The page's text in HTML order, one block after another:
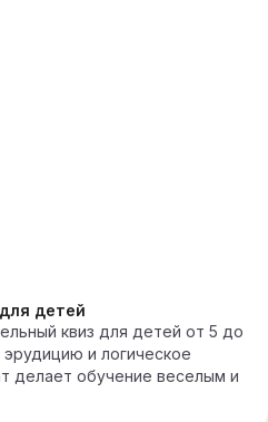
детей
квиз для детей от 5 до
и логическое
делает обучение веселым и